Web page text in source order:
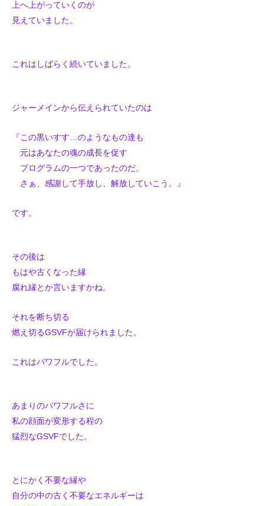
上へ上がっていくのが
見えていました。
これはしばらく続いていました。
ジャーメインから伝えられていたのは
『この黒いすす…のようなもの達も
元はあなたの魂の成長を促す
プログラムの一つであったのだ。
さぁ、感謝して手放し、 解放していこう。』
です。
その後は
もはや古くなった縁
腐れ縁とか言いますかね。
それを断ち切る
燃え切るGSVFが届けられました。
これはパワフルでした。
あまりのパワフルさに
私の顔面が変形する程の
猛烈なGSVFでした。
とにかく 不要な縁や
自分の中の古く不要なエネルギーは